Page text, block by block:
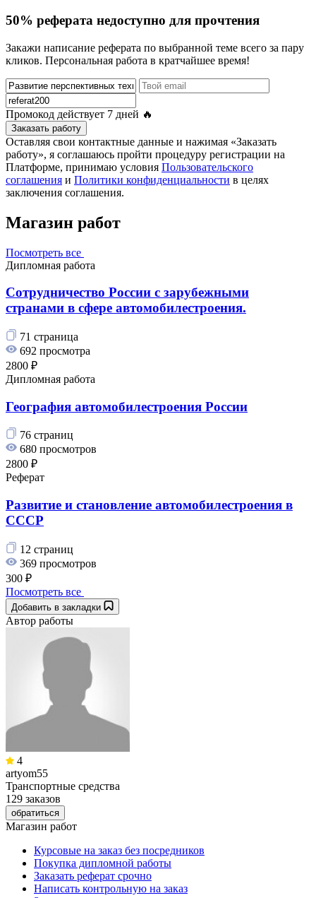
50% реферата недоступно для прочтения
Закажи написание реферата по выбранной теме всего за пару
кликов. Персональная работа в кратчайшее время!
Промокод действует 7 дней 🔥
Заказать работу
Оставляя свои контактные данные и нажимая «Заказать
работу», я соглашаюсь пройти процедуру регистрации на
Платформе, принимаю условия Пользовательского
соглашения и Политики конфиденциальности в целях
заключения соглашения.
Магазин работ
Посмотреть все
Дипломная работа
Сотрудничество России с зарубежными
странами в сфере автомобилестроения.
71 страница
692 просмотра
2800 ₽
Дипломная работа
География автомобилестроения России
76 страниц
680 просмотров
2800 ₽
Реферат
Развитие и становление автомобилестроения в
СССР
12 страниц
369 просмотров
300 ₽
Посмотреть все
Добавить в закладки
Автор работы
4
artyom55
Транспортные средства
129 заказов
обратиться
Магазин работ
Курсовые на заказ без посредников
Покупка дипломной работы
Заказать реферат срочно
Написать контрольную на заказ